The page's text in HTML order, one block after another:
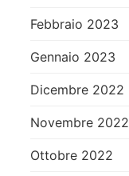
Febbraio 2023
Gennaio 2023
Dicembre 2022
Novembre 2022
Ottobre 2022